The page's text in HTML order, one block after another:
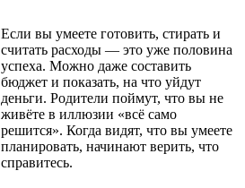
Если вы умеете готовить, стирать и
считать расходы — это уже половина
успеха. Можно даже составить
бюджет и показать, на что уйдут
деньги. Родители поймут, что вы не
живёте в иллюзии «всё само
решится». Когда видят, что вы умеете
планировать, начинают верить, что
справитесь.